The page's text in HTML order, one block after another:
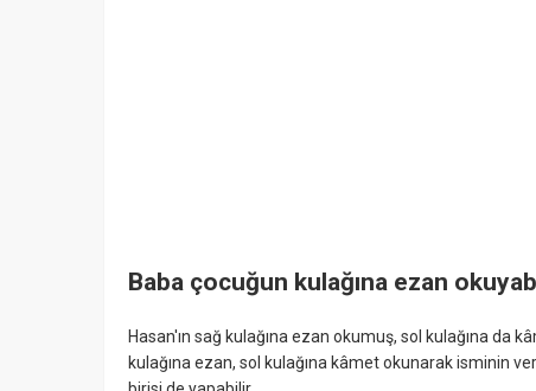
Baba çocuğun kulağına ezan
Hasan'ın sağ kulağına ezan okumuş, sol kulağına da
kulağına ezan, sol kulağına kâmet okunarak isminin